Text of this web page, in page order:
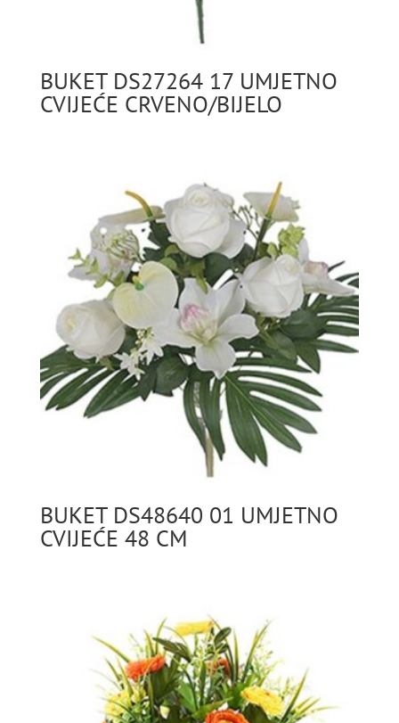
BUKET DS27264 17 UMJETNO
CVIJEĆE CRVENO/BIJELO
BUKET DS48640 01 UMJETNO
CVIJEĆE 48 CM